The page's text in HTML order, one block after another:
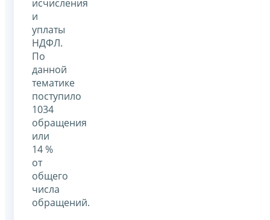
исчисления
и
уплаты
НДФЛ.
По
данной
тематике
поступило
1034
обращения
или
14 %
от
общего
числа
обращений.